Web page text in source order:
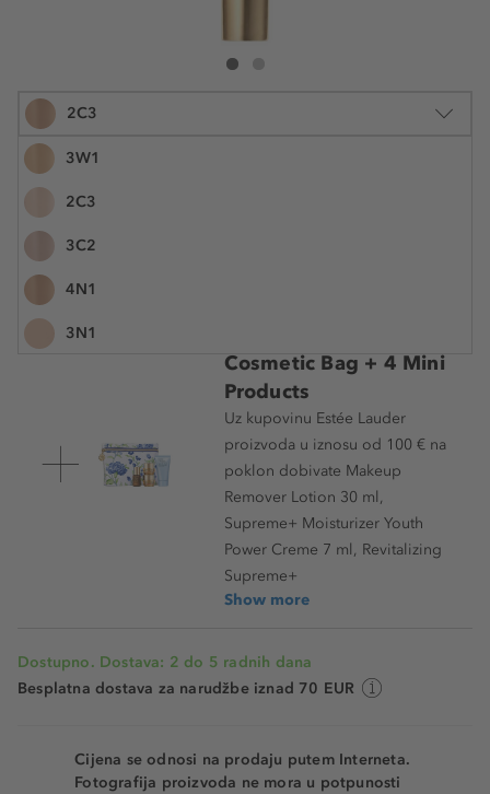
Estée Lauder Futurist Hydra Rescue Moisturizing
2C3
3W1
2C3
3C2
4N1
3N1
2W1
30 ml
Cosmetic Bag + 4 Mini
Products
Uz kupovinu Estée Lauder
proizvoda u iznosu od 100 € na
poklon dobivate Makeup
Remover Lotion 30 ml,
Supreme+ Moisturizer Youth
Power Creme 7 ml, Revitalizing
Supreme+
Show more
Dostupno. Dostava: 2 do 5 radnih dana
Besplatna dostava za narudžbe iznad 70 EUR
Cijena se odnosi na prodaju putem Interneta.
Fotografija proizvoda ne mora u potpunosti